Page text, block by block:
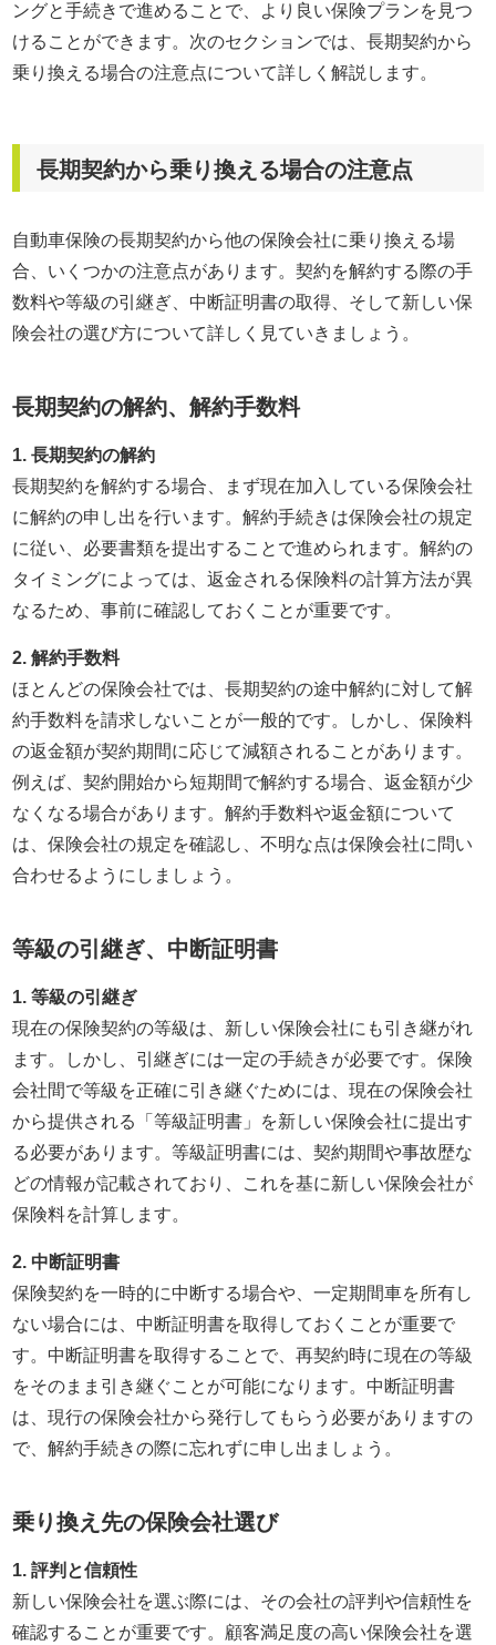
ングと手続きで進めることで、より良い保険プランを見つ
けることができます。次のセクションでは、長期契約から
乗り換える場合の注意点について詳しく解説します。
長期契約から乗り換える場合の注意点
自動車保険の長期契約から他の保険会社に乗り換える場
合、いくつかの注意点があります。契約を解約する際の手
数料や等級の引継ぎ、中断証明書の取得、そして新しい保
険会社の選び方について詳しく見ていきましょう。
長期契約の解約、解約手数料
1. 長期契約の解約
長期契約を解約する場合、まず現在加入している保険会社
に解約の申し出を行います。解約手続きは保険会社の規定
に従い、必要書類を提出することで進められます。解約の
タイミングによっては、返金される保険料の計算方法が異
なるため、事前に確認しておくことが重要です。
2. 解約手数料
ほとんどの保険会社では、長期契約の途中解約に対して解
約手数料を請求しないことが一般的です。しかし、保険料
の返金額が契約期間に応じて減額されることがあります。
例えば、契約開始から短期間で解約する場合、返金額が少
なくなる場合があります。解約手数料や返金額について
は、保険会社の規定を確認し、不明な点は保険会社に問い
合わせるようにしましょう。
等級の引継ぎ、中断証明書
1. 等級の引継ぎ
現在の保険契約の等級は、新しい保険会社にも引き継がれ
ます。しかし、引継ぎには一定の手続きが必要です。保険
会社間で等級を正確に引き継ぐためには、現在の保険会社
から提供される「等級証明書」を新しい保険会社に提出す
る必要があります。等級証明書には、契約期間や事故歴な
どの情報が記載されており、これを基に新しい保険会社が
保険料を計算します。
2. 中断証明書
保険契約を一時的に中断する場合や、一定期間車を所有し
ない場合には、中断証明書を取得しておくことが重要で
す。中断証明書を取得することで、再契約時に現在の等級
をそのまま引き継ぐことが可能になります。中断証明書
は、現行の保険会社から発行してもらう必要がありますの
で、解約手続きの際に忘れずに申し出ましょう。
乗り換え先の保険会社選び
1. 評判と信頼性
新しい保険会社を選ぶ際には、その会社の評判や信頼性を
確認することが重要です。顧客満足度の高い保険会社を選